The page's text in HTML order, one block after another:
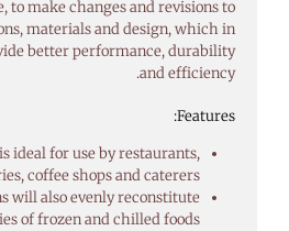
make changes and revisions to
materials and design, which in
better performance, durability
and efficiency.
Features:
ideal for use by restaurants,
coffee shops and caterers
will also evenly reconstitute
of frozen and chilled foods